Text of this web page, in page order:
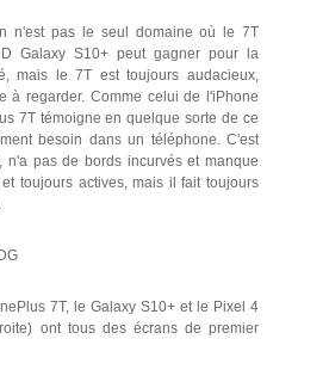
n'est pas le seul domaine où le 7T
Galaxy S10+ peut gagner pour la
mais le 7T est toujours audacieux,
à regarder. Comme celui de l'iPhone
7T témoigne en quelque sorte de ce
besoin dans un téléphone. C'est
n'a pas de bords incurvés et manque
toujours actives, mais il fait toujours
7T, le Galaxy S10+ et le Pixel 4
ont tous des écrans de premier